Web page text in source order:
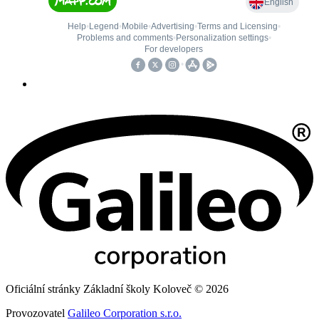
Oficiální stránky Základní školy Koloveč © 2026
Provozovatel Galileo Corporation s.r.o.